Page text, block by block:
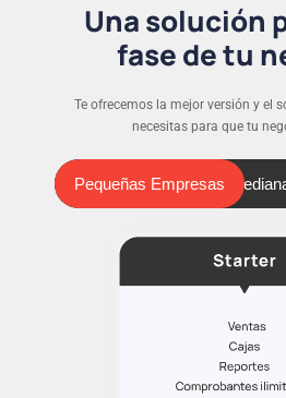
Una solución
fase de tu
Te ofrecemos la mejor versión y el
necesitas para que tu
Pequeñas Empresas
Pequeñas Empresas